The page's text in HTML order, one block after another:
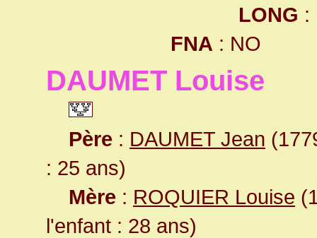
LONG :
FNA : NO
DAUMET Louise
Père : DAUMET Jean
: 25 ans)
Mère : ROQUIER Louise
l'enfant : 28 ans)